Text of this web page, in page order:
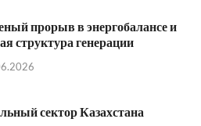
прорыв в энергобалансе и
структура генерации
сектор Казахстана